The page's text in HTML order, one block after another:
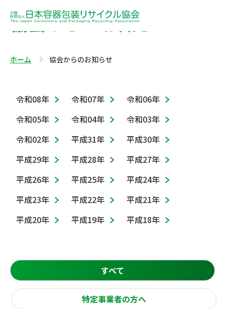
協会からのお知らせ
ホーム 協会からのお知らせ
令和08年 令和07年
令和06年
令和05年
令和04年
令和03年
令和02年
平成31年
平成30年
平成29年
平成28年
平成27年
平成26年
平成25年
平成24年
平成23年
平成22年
平成21年
平成20年
平成19年 平成18年
すべて
特定事業者の方へ